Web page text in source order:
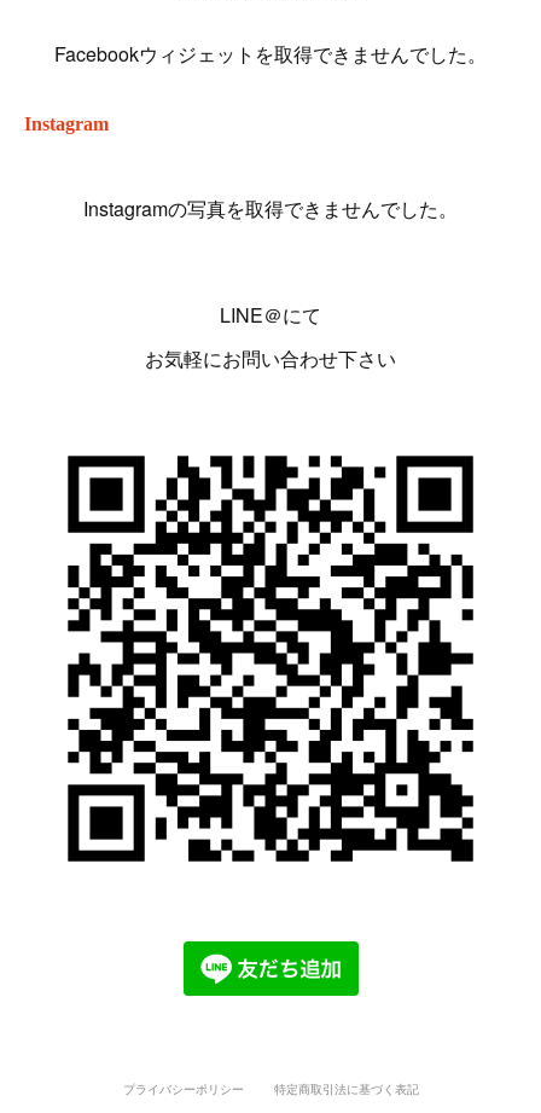
Facebookウィジェットを取得できませんでした。
Instagram
Instagramの写真を取得できませんでした。
LINE＠にて
お気軽にお問い合わせ下さい
プライバシーポリシー 特定商取引法に基づく表記